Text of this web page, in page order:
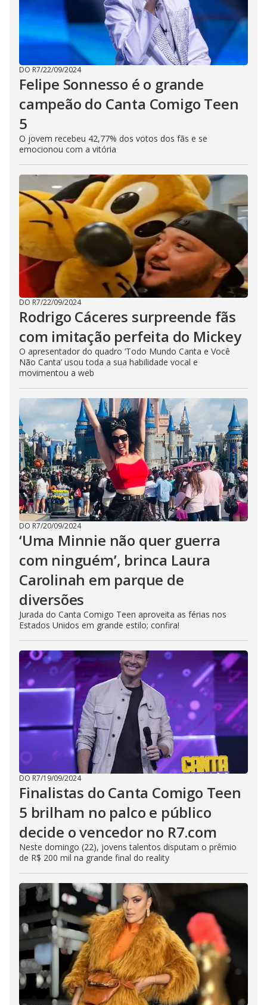
DO R7/22/09/2024
Felipe Sonnesso é o grande
campeão do Canta Comigo Teen
5
O jovem recebeu 42,77% dos votos dos fãs e se
emocionou com a vitória
DO R7/22/09/2024
Rodrigo Cáceres surpreende fãs
com imitação perfeita do Mickey
O apresentador do quadro ‘Todo Mundo Canta e Você
Não Canta’ usou toda a sua habilidade vocal e
movimentou a web
DO R7/20/09/2024
‘Uma Minnie não quer guerra
com ninguém’, brinca Laura
Carolinah em parque de
diversões
Jurada do Canta Comigo Teen aproveita as férias nos
Estados Unidos em grande estilo; confira!
DO R7/19/09/2024
Finalistas do Canta Comigo Teen
5 brilham no palco e público
decide o vencedor no R7.com
Neste domingo (22), jovens talentos disputam o prêmio
de R$ 200 mil na grande final do reality